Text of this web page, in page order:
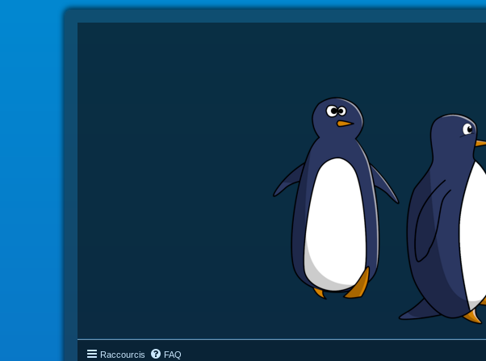
Raccourcis FAQ